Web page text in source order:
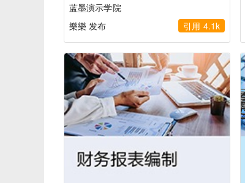
蓝墨演示学院
樂樂 发布
引用 4.1k